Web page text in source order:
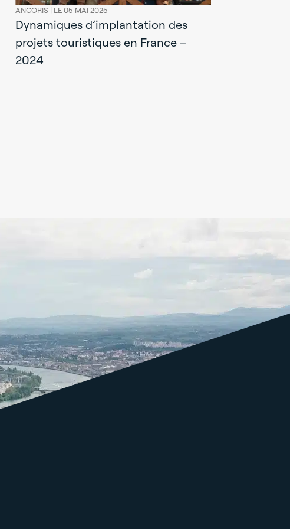
ANCORIS | LE 05 MAI 2025
Dynamiques d’implantation des
projets touristiques en France –
2024